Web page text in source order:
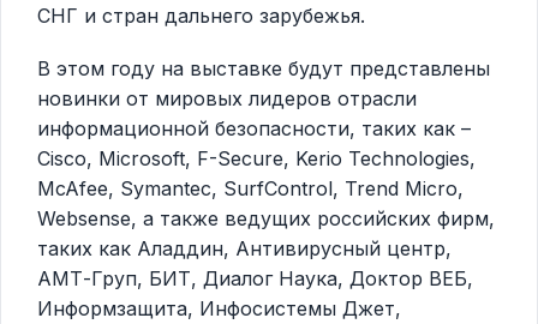
СНГ и стран дальнего зарубежья.
В этом году на выставке будут представлены
новинки от мировых лидеров отрасли
информационной безопасности, таких как –
Cisco, Microsoft, F-Secure, Kerio Technologies,
McAfee, Symantec, SurfControl, Trend Micro,
Websense, а также ведущих российских фирм,
таких как Аладдин, Антивирусный центр,
АМТ-Груп, БИТ, Диалог Наука, Доктор ВЕБ,
Информзащита, Инфосистемы Джет,